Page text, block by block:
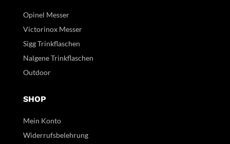
Opinel Messer
Victorinox Messer
Sigg Trinkflaschen
Nalgene Trinkflaschen
Outdoor
SHOP
Mein Konto
Widerrufsbelehrung